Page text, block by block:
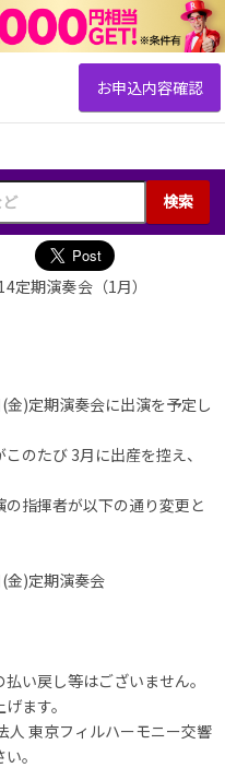
検索
期演奏会（1月）
)定期演奏会に出演を予定し
のたび 3月に出産を控え、
指揮者が以下の通り変更と
金)定期演奏会
い戻し等はございません。
ます。
人 東京フィルハーモニー交響
。